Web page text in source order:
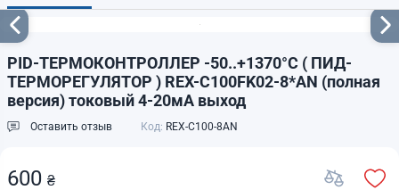
PID-ТЕРМОКОНТРОЛЛЕР -50..+1370°C ( ПИД-
ТЕРМОРЕГУЛЯТОР ) REX-C100FK02-8*AN (полная
версия) токовый 4-20мА выход
Оставить отзыв Код: REX-C100-8AN
600 ₴